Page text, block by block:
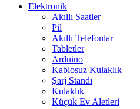
Elektronik
Akıllı Saatler
Pil
Akıllı Telefonlar
Tabletler
Arduino
Kablosuz Kulaklık
Şarj Standı
Kulaklık
Küçük Ev Aletleri